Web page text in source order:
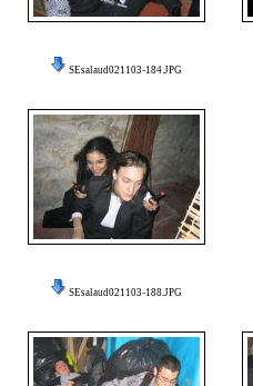
SEsalaud021103-184.JPG
SEsalaud021103-188.JPG